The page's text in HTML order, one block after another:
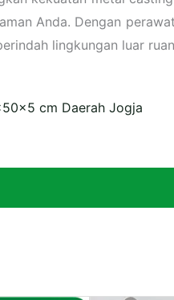
Anda. Dengan
lingkungan luar
cm Daerah Jogja